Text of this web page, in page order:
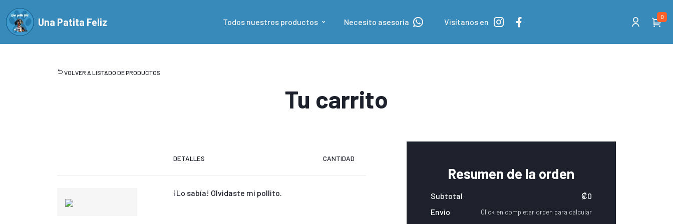
Una Patita Feliz Todos nuestros productos Necesito asesoría Visítanos en
0
VOLVER A LISTADO DE PRODUCTOS
Tu carrito
DETALLES CANTIDAD
¡Lo sabía! Olvidaste mi pollito.
Resumen de la orden
Subtotal
₡0
Envío
Click en completar orden para calcular